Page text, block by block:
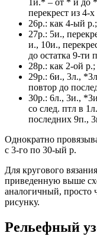
перекрест из 4-
26р.: как 4-ый р.;
27р.: 5и.,
и., 10и.,
до остатка 9-ти
28р.: как 2-ой р.;
29р.: 6и., 3л.,
повтор до
30р.: 6л., 3и.,
со след. птл в
последних 9п.,
Однократно
с 3-го по 30-ый р.
Для кругового
приведенную выше
аналогичный,
рисунку.
Рельефный